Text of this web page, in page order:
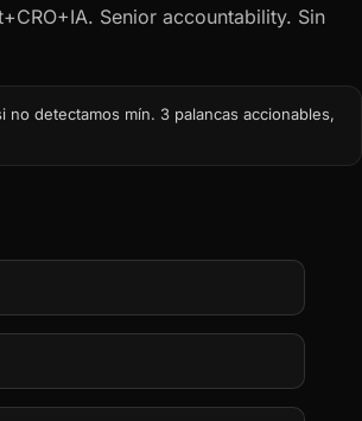
Senior accountability. Sin
no detectamos mín. 3 palancas accionables,